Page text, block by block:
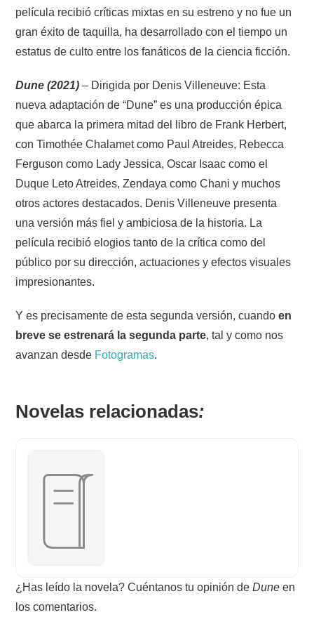
película recibió críticas mixtas en su estreno y no fue un
gran éxito de taquilla, ha desarrollado con el tiempo un
estatus de culto entre los fanáticos de la ciencia ficción.
Dune (2021) – Dirigida por Denis Villeneuve: Esta
nueva adaptación de “Dune” es una producción épica
que abarca la primera mitad del libro de Frank Herbert,
con Timothée Chalamet como Paul Atreides, Rebecca
Ferguson como Lady Jessica, Oscar Isaac como el
Duque Leto Atreides, Zendaya como Chani y muchos
otros actores destacados. Denis Villeneuve presenta
una versión más fiel y ambiciosa de la historia. La
película recibió elogios tanto de la crítica como del
público por su dirección, actuaciones y efectos visuales
impresionantes.
Y es precisamente de esta segunda versión, cuandoen
breve se estrenará la segunda parte, tal y como nos
avanzan desde Fotogramas.
Novelas relacionadas:
¿Has leído la novela? Cuéntanos tu opinión deDune en
los comentarios.